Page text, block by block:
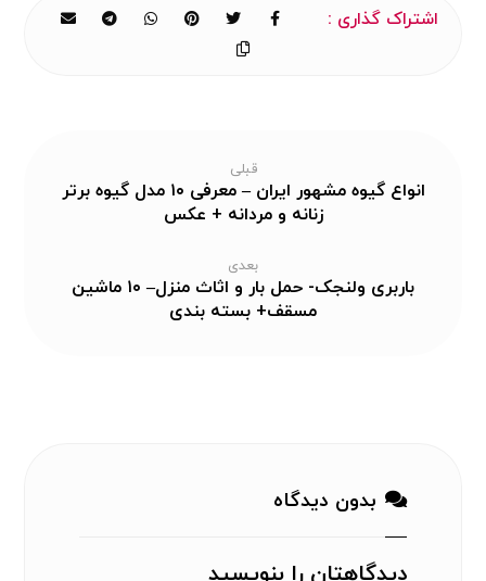
قبلی
انواع گیوه مشهور ایران – معرفی ۱۰ مدل گیوه برتر
زنانه و مردانه + عکس
بعدی
باربری ولنجک- حمل بار و اثاث منزل– ۱۰ ماشین
مسقف+ بسته بندی
بدون دیدگاه
دیدگاهتان را بنویسید